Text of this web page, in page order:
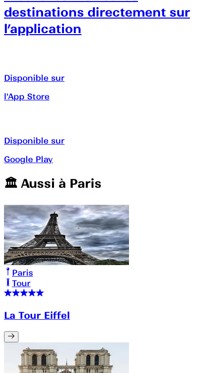
destinations directement sur
l’application
Disponible sur
l'App Store
Disponible sur
Google Play
🏛️️ Aussi à Paris
Paris
Tour
La Tour Eiffel